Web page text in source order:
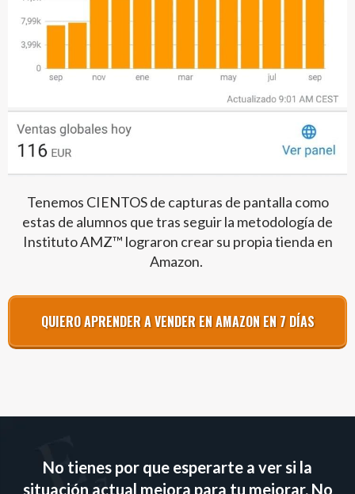
Tenemos CIENTOS de capturas de pantalla como
estas de alumnos que tras seguir la metodología de
Instituto AMZ™ lograron crear su propia tienda en
Amazon.
QUIERO APRENDER A VENDER EN AMAZON EN 7 DÍAS
No tienes por que esperarte a ver si la
situación actual mejora para tu mejorar. No